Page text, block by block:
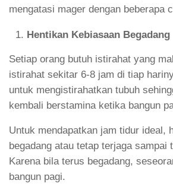
mengatasi mager dengan beberapa
Hentikan Kebiasaan Begadang
Setiap orang butuh istirahat yang
istirahat sekitar 6-8 jam di tiap
untuk mengistirahatkan tubuh
kembali berstamina ketika bangun
Untuk mendapatkan jam tidur ideal,
begadang atau tetap terjaga sampai
Karena bila terus begadang,
bangun pagi.